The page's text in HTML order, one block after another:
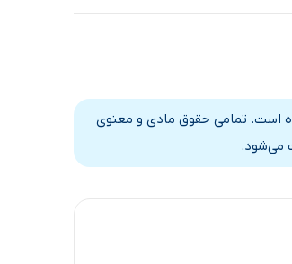
عرضه شده است. تمامی حقوق مادی و معنوی
می‌شود.